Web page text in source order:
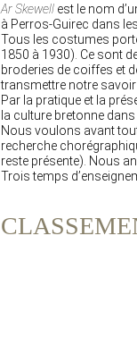
Ar Skewell est le nom
à Perros-Guirec dans
Tous les costumes
1850 à 1930). Ce sont
broderies de coiffes et
transmettre notre savoir
Par la pratique et la
la culture bretonne
Nous voulons avant
recherche
reste présente). Nous
Trois temps